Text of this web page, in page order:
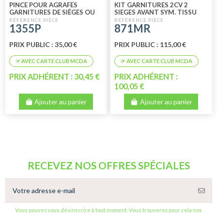
PINCE POUR AGRAFES
GARNITURES DE SIÈGES OU
BANQUETTES
1355P
PRIX PUBLIC : 35,00 €
PRIX ADHÉRENT : 30,45 €
Ajouter au panier
KIT GARNITURES 2CV 2
SIEGES AVANT SYM. TISSU
ORIGINE MARRON RAYE NOIR
871MR
PRIX PUBLIC : 115,00 €
PRIX ADHÉRENT :
100,05 €
Ajouter au panier
RECEVEZ NOS OFFRES SPÉCIALES
Vous pouvez vous désinscrire à tout moment. Vous trouverez pour cela nos